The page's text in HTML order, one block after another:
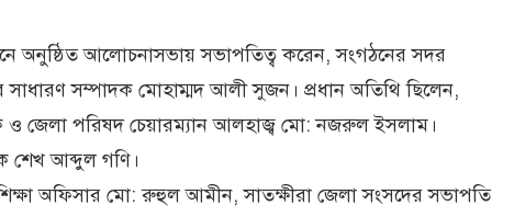
অনুষ্ঠিত আলোচনাসভায় সভাপতিত্ব করেন, সংগঠনের সদর
সাধারণ সম্পাদক মোহাম্মদ আলী সুজন। প্রধান অতিথি ছিলেন,
ও জেলা পরিষদ চেয়ারম্যান আলহাজ্ব মো: নজরুল ইসলাম।
শেখ আব্দুল গণি।
অফিসার মো: রুহুল আমীন, সাতক্ষীরা জেলা সংসদের সভাপতি